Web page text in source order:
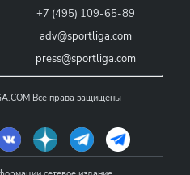
+7 (495) 109-65-89
adv@sportliga.com
press@sportliga.com
Все права защищены